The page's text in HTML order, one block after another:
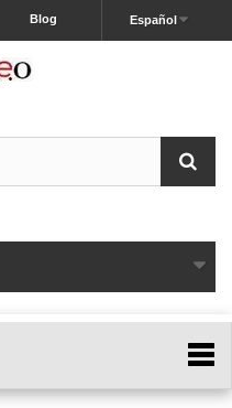
Español
Blog